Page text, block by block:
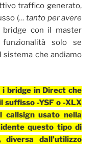
traffico generato,
(… tanto per avere
bridge con il master
solo se
sistema che andiamo
i bridge in Direct che
-YSF o -XLX
callsign usato nella
questo tipo di
dall’utilizzo